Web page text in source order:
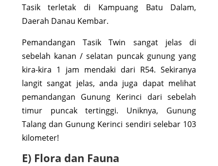
Tasik terletak di Kampuang Batu Dalam,
Daerah Danau Kembar.
Pemandangan Tasik Twin sangat jelas di
sebelah kanan / selatan puncak gunung yang
kira-kira 1 jam mendaki dari R54. Sekiranya
langit sangat jelas, anda juga dapat melihat
pemandangan Gunung Kerinci dari sebelah
timur puncak tertinggi. Uniknya, Gunung
Talang dan Gunung Kerinci sendiri selebar 103
kilometer!
E) Flora dan Fauna